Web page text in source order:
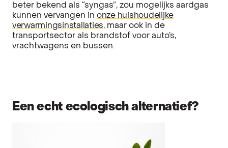
beter bekend als “syngas”, zou mogelijks aardgas
kunnen vervangen in onze huishoudelijke
verwarmingsinstallaties, maar ook in de
transportsector als brandstof voor auto’s,
vrachtwagens en bussen.
Een echt ecologisch alternatief?